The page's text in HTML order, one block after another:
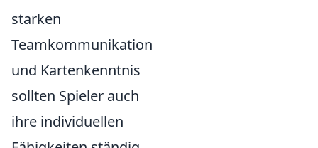
starken
Teamkommunikation
und Kartenkenntnis
sollten Spieler auch
ihre individuellen